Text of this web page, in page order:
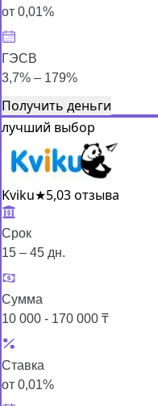
от 0,01%
ГЭСВ
3,7% – 179%
Получить деньги
лучший выбор
Kviku★5,03 отзыва
Срок
15 – 45 дн.
Сумма
10 000 - 170 000 ₸
Ставка
от 0,01%